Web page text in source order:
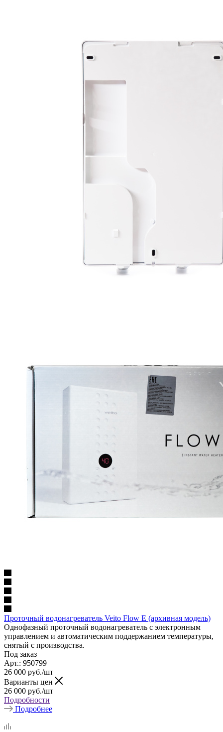
Проточный водонагреватель Veito Flow E (архивная модель)
Однофазный проточный водонагреватель с электронным
управлением и автоматическим поддержанием температуры,
снятый с производства.
Под заказ
Арт.: 950799
26 000 руб./шт
Варианты цен
26 000 руб./шт
Подробности
Подробнее